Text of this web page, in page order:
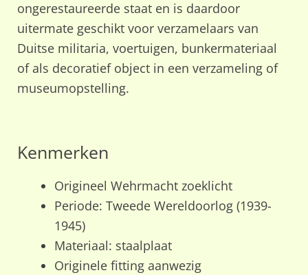
ongerestaureerde staat en is daardoor
uitermate geschikt voor verzamelaars van
Duitse militaria, voertuigen, bunkermateriaal
of als decoratief object in een verzameling of
museumopstelling.
Kenmerken
Origineel Wehrmacht zoeklicht
Periode: Tweede Wereldoorlog (1939-
1945)
Materiaal: staalplaat
Originele fitting aanwezig